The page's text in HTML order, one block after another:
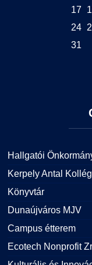
17
24
31
Hallgatói
Kerpely Antal
Könyvtár
Dunaújváros MJV
Campus étterem
Ecotech Nonprofit